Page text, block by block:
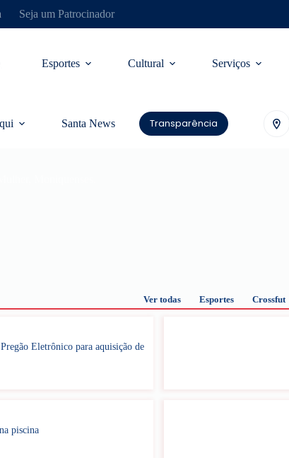
Seja um Patrocinador
Esportes Cultural Serviços
Santa News Transparência
Ver todas Esportes Crossfut
Eletrônico para aquisição de
piscina